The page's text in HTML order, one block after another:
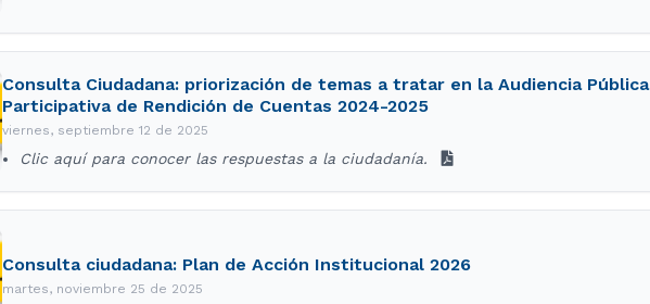
Consulta Ciudadana: priorización de temas a tratar en la Audiencia Pública
Participativa de Rendición de Cuentas 2024-2025
viernes, septiembre 12 de 2025
Clic aquí para conocer las respuestas a la ciudadanía.
Consulta ciudadana: Plan de Acción Institucional 2026
martes, noviembre 25 de 2025